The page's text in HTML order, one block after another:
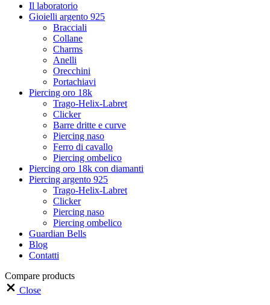
Il laboratorio
Gioielli argento 925
Bracciali
Collane
Charms
Anelli
Orecchini
Portachiavi
Piercing oro 18k
Trago-Helix-Labret
Clicker
Barre dritte e curve
Piercing naso
Ferro di cavallo
Piercing ombelico
Piercing oro 18k con diamanti
Piercing argento 925
Trago-Helix-Labret
Clicker
Piercing naso
Piercing ombelico
Guardian Bells
Blog
Contatti
Compare products
Close